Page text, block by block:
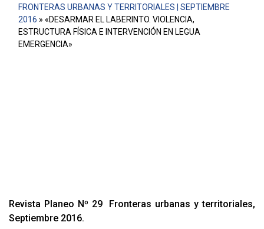
FRONTERAS URBANAS Y TERRITORIALES | SEPTIEMBRE
2016 » «DESARMAR EL LABERINTO. VIOLENCIA,
ESTRUCTURA FÍSICA E INTERVENCIÓN EN LEGUA
EMERGENCIA»
Revista Planeo Nº 29 Fronteras urbanas y territoriales,
Septiembre 2016.